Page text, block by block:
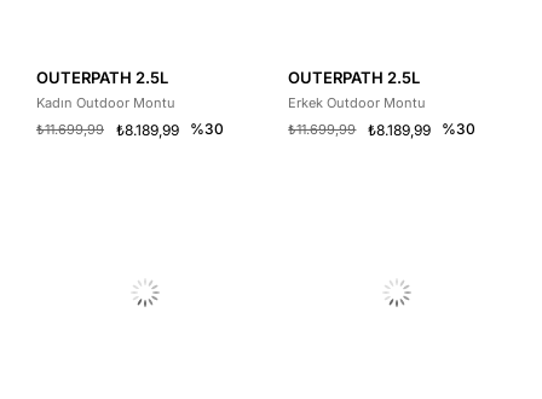
OUTERPATH 2.5L
Kadın Outdoor Montu
₺8.189,99
₺11.699,99 %30
OUTERPATH 2.5L
Erkek Outdoor Montu
₺8.189,99
₺11.699,99 %30